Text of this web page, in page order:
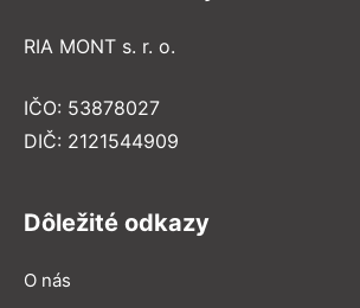
RIA MONT s. r. o.
IČO: 53878027
DIČ: 2121544909
Dôležité odkazy
O nás